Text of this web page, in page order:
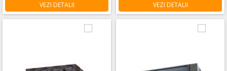
VEZI DETALII VEZI DETALII